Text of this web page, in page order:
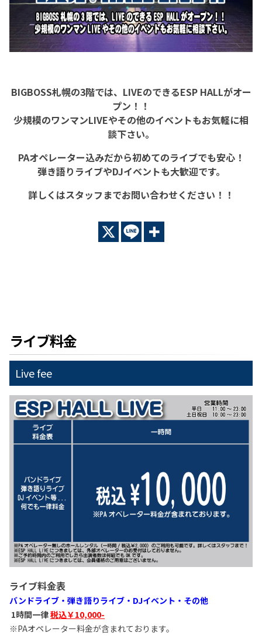
BIGBOSS札幌の3階では、LIVEのできるESP HALLがオー
プン！！
少規模のワンマンLIVEやその他のイベントもお気軽に相
談下さい。
PAオペレーター込みだから初めてのライブでも安心！
弾き語りライブやDJイベントも大歓迎です。
詳しくはスタッフまでお問い合わせください！！
ライブ料金
Live fee
ライブ料金表
バンドライブ・弾き語りライブ・DJイベント・その他
1時間一律税込￥10,000-
※PAオペレーター料金が含まれております。